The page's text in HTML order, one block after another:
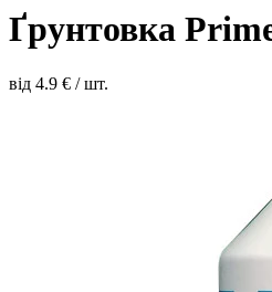
Ґрунтовка
від 4.9 € / шт.